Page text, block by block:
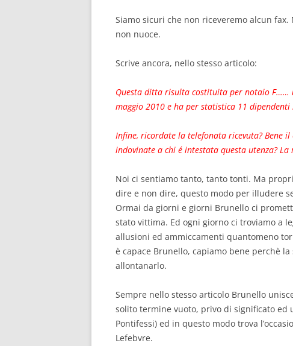
Siamo sicuri che non riceveremo alcun
non nuoce.
Scrive ancora, nello stesso articolo:
Questa ditta risulta costituita per notaio F……
maggio 2010 e ha per statistica 11 dipendenti
Infine, ricordate la telefonata ricevuta? Bene
indovinate a chi é intestata questa utenza?
Noi ci sentiamo tanto, tanto tonti. Ma
dire e non dire, questo modo per illudere
Ormai da giorni e giorni Brunello ci
stato vittima. Ed ogni giorno ci troviamo a
allusioni ed ammiccamenti quantomeno
è capace Brunello, capiamo bene perchè
allontanarlo.
Sempre nello stesso articolo Brunello
solito termine vuoto, privo di significato ed
Pontifessi) ed in questo modo trova
Lefebvre.